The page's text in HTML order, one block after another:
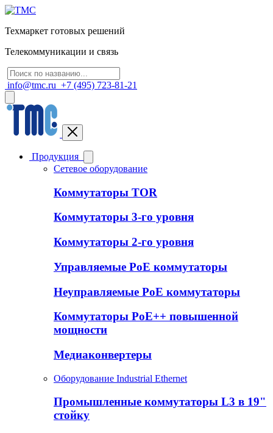
Техмаркет готовых решений
Телекоммуникации и связь
info@tmc.ru +7 (495) 723-81-21
Продукция
Сетевое оборудование
Коммутаторы TOR
Коммутаторы 3-го уровня
Коммутаторы 2-го уровня
Управляемые PoE коммутаторы
Неуправляемые PoE коммутаторы
Коммутаторы PoE++ повышенной
мощности
Медиаконвертеры
Оборудование Industrial Ethernet
Промышленные коммутаторы L3 в 19"
стойку